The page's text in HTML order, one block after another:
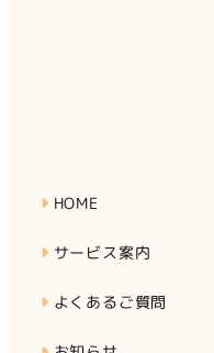
HOME
サービス案内
よくあるご質問